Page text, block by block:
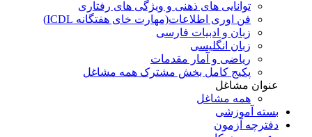
توانایی های ذهنی و ویژگی های رفتاری
فن اوری اطلاعات(مهارت خای هفتگانه ICDL)
زبان و ادبیات فارسی
زبان انگلیسی
ریاضی و آمار مقدمات
پکیج کامل بخش مشترک همه مشاغل
عنوان مشاغل
همه مشاغل
بسته آموزشی
دفترچه آزمون